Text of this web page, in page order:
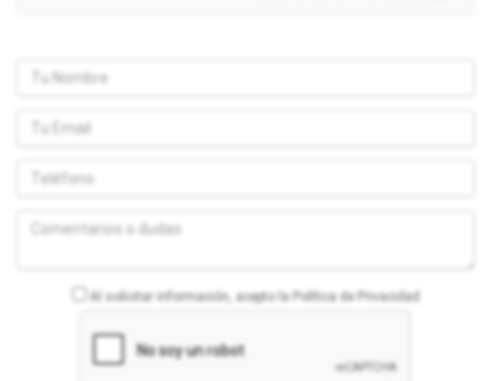
Al solicitar información, acepto la Política de Privacidad